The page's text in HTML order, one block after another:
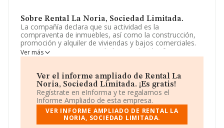
Sobre Rental La Noria, Sociedad Limitada.
La compañía declara que su actividad es la
compraventa de inmuebles, así como la construcción,
promoción y alquiler de viviendas y bajos comerciales.
La empresa es una Sociedad Limitada. Clasifica su
actividad CNAE como 'Alquiler de bienes inmobiliarios
importación y/o exportación.
Dentro del ranking de empresas elaborado por
INFORMA, atendiendo a los niveles de facturación de la
empresa, se destaca que: se ha situado en la posición
12.536 del ranking sectorial, éstas son algunas de las
empresas que la superan en el ranking de sectores:
Ver más
Ver el informe ampliado de Rental La
Noria, Sociedad Limitada. ¡Es gratis!
Regístrate en eInforma y te regalamos el
Informe Ampliado de esta empresa.
VER INFORME AMPLIADO DE RENTAL LA
NORIA, SOCIEDAD LIMITADA.